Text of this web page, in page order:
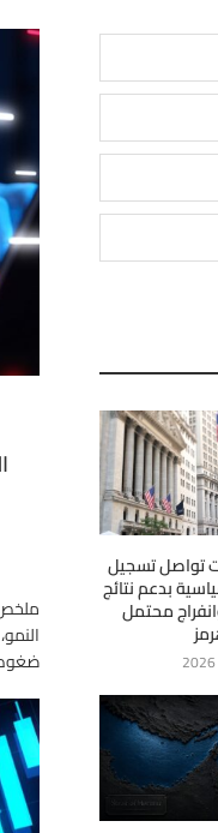
ملخص
تواصل تسجيل
بدعم نتائج
محتمل